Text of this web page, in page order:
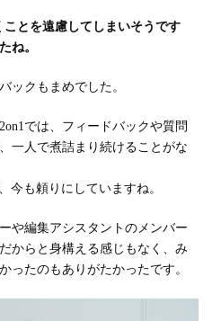
とを遠慮してしまいそうです
ね。
ックもまめでした。
では、フィードバックや質問
一人で煮詰まり続けることがな
今も頼りにしていますね。
や編集アシスタントのメンバー
からと身構える感じもなく、み
ったのもありがたかったです。